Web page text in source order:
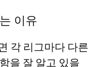
이유
각 리그마다 다른
을 잘 알고 있을